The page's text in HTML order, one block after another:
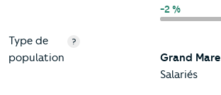
-2 %
Type de
population
?
Grand Mare
Salariés